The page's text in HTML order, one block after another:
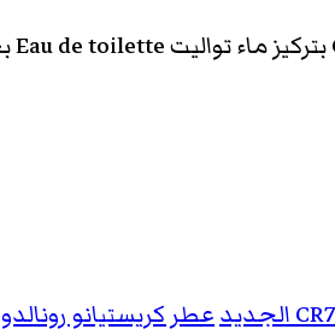
عطر كريستيانو رونالدو